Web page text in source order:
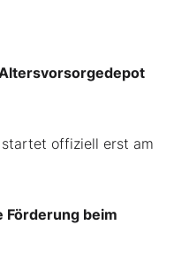
offiziell erst am
beim